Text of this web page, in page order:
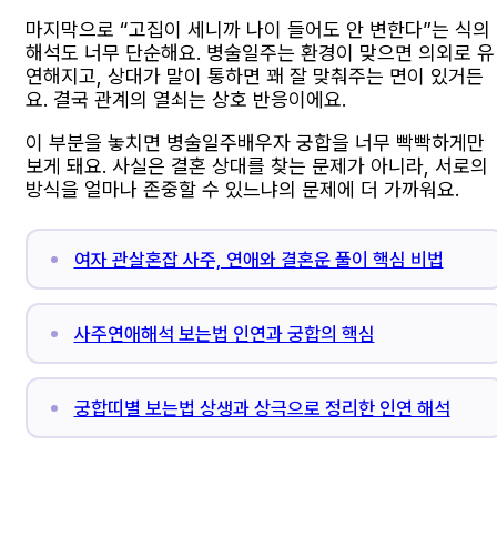
마지막으로 “고집이 세니까 나이 들어도 안 변한다”는 식의
해석도 너무 단순해요. 병술일주는 환경이 맞으면 의외로 유
연해지고, 상대가 말이 통하면 꽤 잘 맞춰주는 면이 있거든
요. 결국 관계의 열쇠는 상호 반응이에요.
이 부분을 놓치면 병술일주배우자 궁합을 너무 빡빡하게만
보게 돼요. 사실은 결혼 상대를 찾는 문제가 아니라, 서로의
방식을 얼마나 존중할 수 있느냐의 문제에 더 가까워요.
여자 관살혼잡 사주, 연애와 결혼운 풀이 핵심 비법
사주연애해석 보는법 인연과 궁합의 핵심
궁합띠별 보는법 상생과 상극으로 정리한 인연 해석